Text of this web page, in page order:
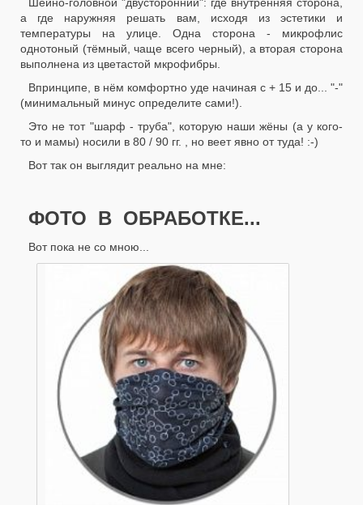
а где наружняя решать вам, исходя из эстетики и
температуры на улице. Одна сторона - микрофлис
однотоный (тёмный, чаще всего черный), а вторая сторона
выполнена из цветастой мкрофибры.
Впринципе, в нём комфортно уде начиная с + 15 и до... "-"
(минимальный минус определите сами!).
Это не тот "шарф - труба", которую наши жёны (а у кого-
то и мамы) носили в 80 / 90 гг. , но веет явно от туда! :-)
Вот так он выглядит реально на мне:
ФОТО В ОБРАБОТКЕ...
Вот пока не со мною...